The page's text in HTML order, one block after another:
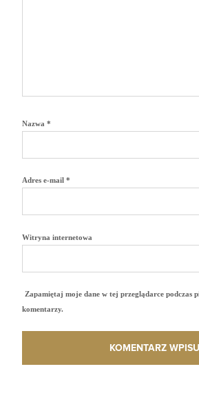
Nazwa *
Adres e-mail *
Witryna internetowa
Zapamiętaj moje dane w tej przeglądarce podczas
komentarzy.